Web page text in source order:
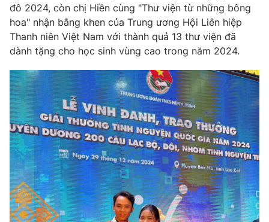
Theo dõi báo trên
Cơ quan chủ quản:
Đài Truyền hình Việt Nam
Cơ quan báo chí:Thời báo VTV
Giấy phép hoạt động báo in và báo điện tử số 483/GP-BTTTT
cấp ngày 29/12/2023
Tổng Biên tập:Vũ Thanh Thủy
Phó Tổng Biên tập:Nguyễn Thị Mỹ Hạnh, Phạm Quốc Thắng,
Nguyễn Trọng Ninh
Tổng đài VTV:024.38 355 931 - 024.38 355 932
Ðiện thoại Thời báo VTV:024.66 897 897
Email:toasoan@vtv.vn
đô 2024, còn chị Hiền cùng "Thư viện từ những bông
hoa" nhận bằng khen của Trung ương Hội Liên hiệp
Thanh niên Việt Nam với thành quả 13 thư viện đã
dành tặng cho học sinh vùng cao trong năm 2024.